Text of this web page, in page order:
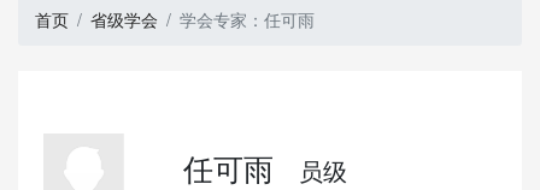
首页 省级学会 学会专家：任可雨
任可雨 员级